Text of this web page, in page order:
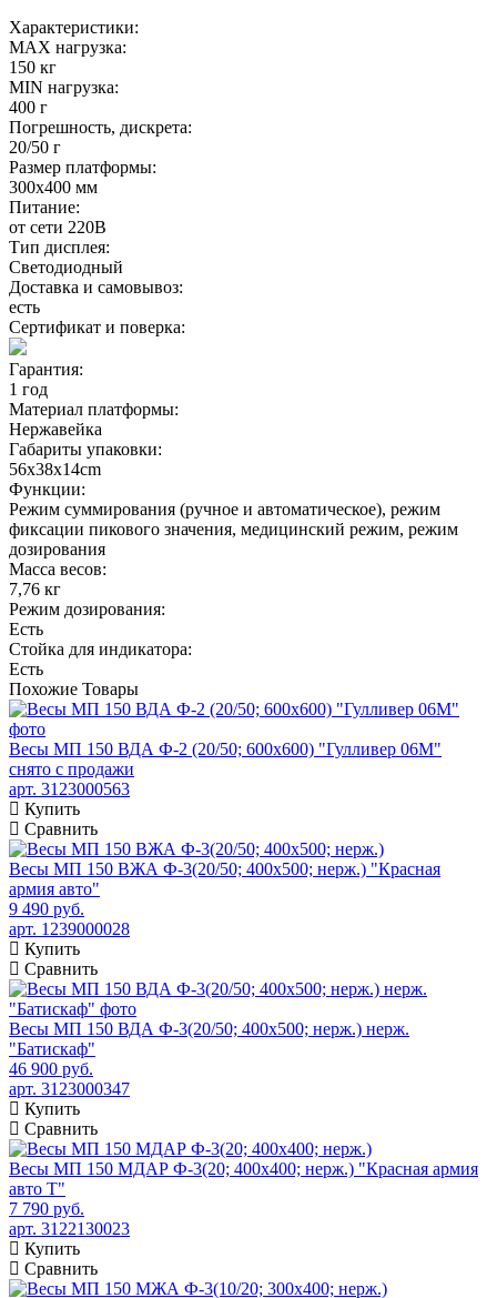
Характеристики:
MAX нагрузка:
150 кг
MIN нагрузка:
400 г
Погрешность, дискрета:
20/50 г
Размер платформы:
300х400 мм
Питание:
от сети 220В
Тип дисплея:
Светодиодный
Доставка и самовывоз:
есть
Сертификат и поверка:
Гарантия:
1 год
Материал платформы:
Нержавейка
Габариты упаковки:
56х38х14cm
Функции:
Режим суммирования (ручное и автоматическое), режим
фиксации пикового значения, медицинский режим, режим
дозирования
Масса весов:
7,76 кг
Режим дозирования:
Есть
Стойка для индикатора:
Есть
Похожие Товары
Весы МП 150 ВДА Ф-2 (20/50; 600х600) "Гулливер 06М"
снято с продажи
арт. 3123000563
Купить
Сравнить
Весы МП 150 ВЖА Ф-3(20/50; 400х500; нерж.) "Красная
армия авто"
9 490 руб.
арт. 1239000028
Купить
Сравнить
Весы МП 150 ВДА Ф-3(20/50; 400х500; нерж.) нерж.
"Батискаф"
46 900 руб.
арт. 3123000347
Купить
Сравнить
Весы МП 150 МДАР Ф-3(20; 400х400; нерж.) "Красная армия
авто Т"
7 790 руб.
арт. 3122130023
Купить
Сравнить